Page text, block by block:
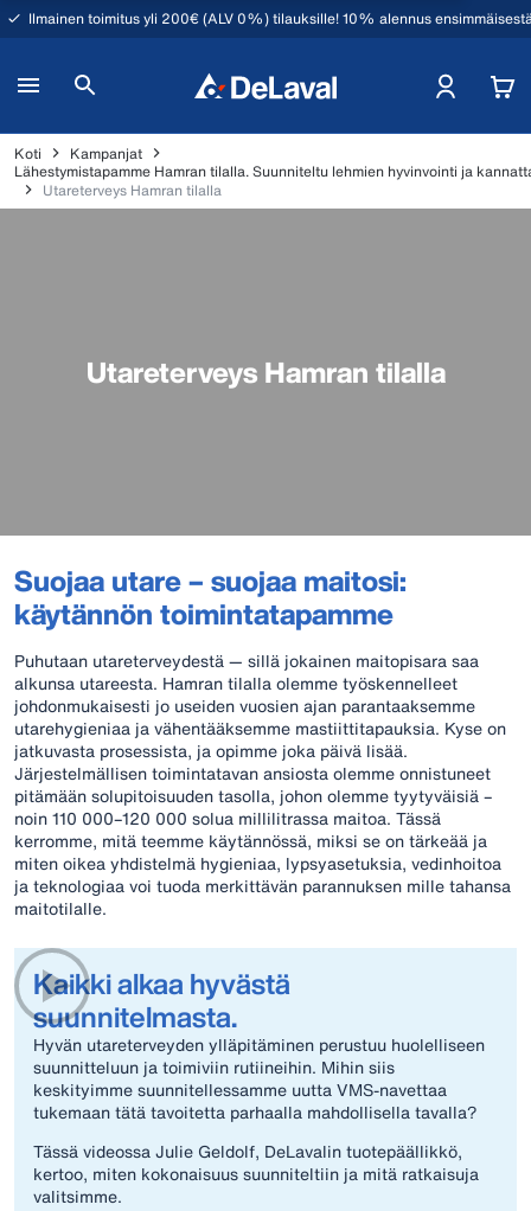
Ilmainen toimitus yli 200€ (ALV 0%) tilauksille! 10% alennus
Koti
Kampanjat
Lähestymistapamme Hamran tilalla. Suunniteltu lehmien hyvinvointi ja
Utareterveys Hamran tilalla
Utareterveys Hamran tilalla
Suojaa utare – suojaa maitosi:
käytännön toimintatapamme
Puhutaan utareterveydestä — sillä jokainen maitopisara saa
alkunsa utareesta. Hamran tilalla olemme työskennelleet
johdonmukaisesti jo useiden vuosien ajan parantaaksemme
utarehygieniaa ja vähentääksemme mastiittitapauksia. Kyse on
jatkuvasta prosessista, ja opimme joka päivä lisää.
Järjestelmällisen toimintatavan ansiosta olemme onnistuneet
pitämään solupitoisuuden tasolla, johon olemme tyytyväisiä –
noin 110 000–120 000 solua millilitrassa maitoa. Tässä
kerromme, mitä teemme käytännössä, miksi se on tärkeää ja
miten oikea yhdistelmä hygieniaa, lypsyasetuksia, vedinhoitoa
ja teknologiaa voi tuoda merkittävän parannuksen mille tahansa
maitotilalle.
Kaikki alkaa hyvästä
suunnitelmasta.
Hyvän utareterveyden ylläpitäminen perustuu huolelliseen
suunnitteluun ja toimiviin rutiineihin. Mihin siis
keskityimme suunnitellessamme uutta VMS-navettaa
tukemaan tätä tavoitetta parhaalla mahdollisella tavalla?
Tässä videossa Julie Geldolf, DeLavalin tuotepäällikkö,
kertoo, miten kokonaisuus suunniteltiin ja mitä ratkaisuja
valitsimme.